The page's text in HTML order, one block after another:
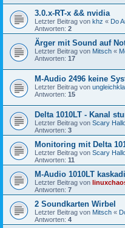
3.0.x-RT-x && nvidia
Letzter Beitrag von khz « Do
Antworten: 2
Ärger mit Sound auf
Letzter Beitrag von Mitsch «
Antworten: 17
M-Audio 2496 keine
Letzter Beitrag von
Antworten: 15
Delta 1010LT - Kanal
Letzter Beitrag von Scary
Antworten: 3
Monitoring mit Delta
Letzter Beitrag von Scary
Antworten: 11
M-Audio 1010LT
Letzter Beitrag von
Antworten: 7
2 Soundkarten Wirbel
Letzter Beitrag von Mitsch «
Antworten: 4